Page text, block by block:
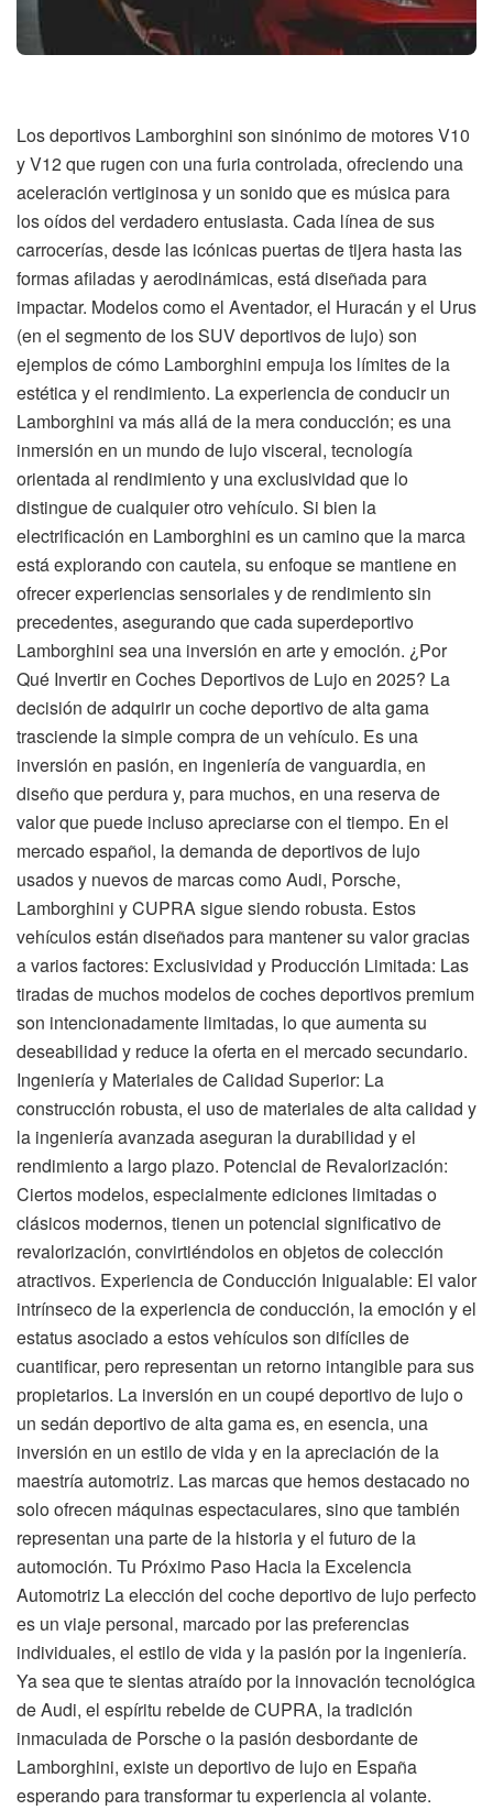
Los deportivos Lamborghini son sinónimo de motores V10
y V12 que rugen con una furia controlada, ofreciendo una
aceleración vertiginosa y un sonido que es música para
los oídos del verdadero entusiasta. Cada línea de sus
carrocerías, desde las icónicas puertas de tijera hasta las
formas afiladas y aerodinámicas, está diseñada para
impactar. Modelos como el Aventador, el Huracán y el Urus
(en el segmento de los SUV deportivos de lujo) son
ejemplos de cómo Lamborghini empuja los límites de la
estética y el rendimiento. La experiencia de conducir un
Lamborghini va más allá de la mera conducción; es una
inmersión en un mundo de lujo visceral, tecnología
orientada al rendimiento y una exclusividad que lo
distingue de cualquier otro vehículo. Si bien la
electrificación en Lamborghini es un camino que la marca
está explorando con cautela, su enfoque se mantiene en
ofrecer experiencias sensoriales y de rendimiento sin
precedentes, asegurando que cada superdeportivo
Lamborghini sea una inversión en arte y emoción. ¿Por
Qué Invertir en Coches Deportivos de Lujo en 2025? La
decisión de adquirir un coche deportivo de alta gama
trasciende la simple compra de un vehículo. Es una
inversión en pasión, en ingeniería de vanguardia, en
diseño que perdura y, para muchos, en una reserva de
valor que puede incluso apreciarse con el tiempo. En el
mercado español, la demanda de deportivos de lujo
usados y nuevos de marcas como Audi, Porsche,
Lamborghini y CUPRA sigue siendo robusta. Estos
vehículos están diseñados para mantener su valor gracias
a varios factores: Exclusividad y Producción Limitada: Las
tiradas de muchos modelos de coches deportivos premium
son intencionadamente limitadas, lo que aumenta su
deseabilidad y reduce la oferta en el mercado secundario.
Ingeniería y Materiales de Calidad Superior: La
construcción robusta, el uso de materiales de alta calidad y
la ingeniería avanzada aseguran la durabilidad y el
rendimiento a largo plazo. Potencial de Revalorización:
Ciertos modelos, especialmente ediciones limitadas o
clásicos modernos, tienen un potencial significativo de
revalorización, convirtiéndolos en objetos de colección
atractivos. Experiencia de Conducción Inigualable: El valor
intrínseco de la experiencia de conducción, la emoción y el
estatus asociado a estos vehículos son difíciles de
cuantificar, pero representan un retorno intangible para sus
propietarios. La inversión en un coupé deportivo de lujo o
un sedán deportivo de alta gama es, en esencia, una
inversión en un estilo de vida y en la apreciación de la
maestría automotriz. Las marcas que hemos destacado no
solo ofrecen máquinas espectaculares, sino que también
representan una parte de la historia y el futuro de la
automoción. Tu Próximo Paso Hacia la Excelencia
Automotriz La elección del coche deportivo de lujo perfecto
es un viaje personal, marcado por las preferencias
individuales, el estilo de vida y la pasión por la ingeniería.
Ya sea que te sientas atraído por la innovación tecnológica
de Audi, el espíritu rebelde de CUPRA, la tradición
inmaculada de Porsche o la pasión desbordante de
Lamborghini, existe un deportivo de lujo en España
esperando para transformar tu experiencia al volante.